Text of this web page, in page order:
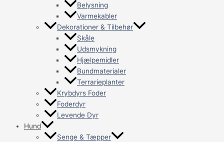
Belysning
Varmekabler
Dekorationer & Tilbehør
Skåle
Udsmykning
Hjælpemidler
Bundmaterialer
Terrarieplanter
Krybdyrs Foder
Foderdyr
Levende Dyr
Hund
Senge & Tæpper